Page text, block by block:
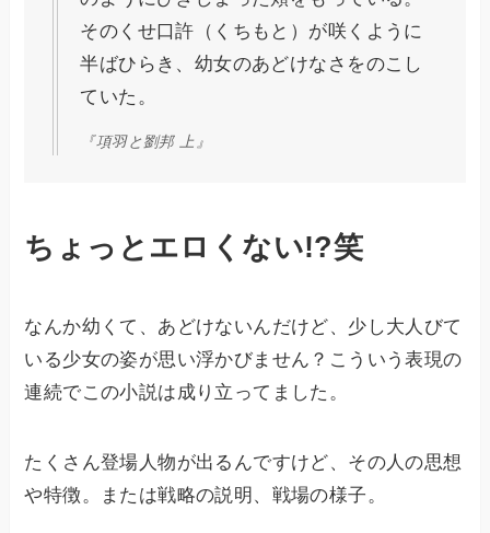
そのくせ口許（くちもと）が咲くように
半ばひらき、幼女のあどけなさをのこし
ていた。
『項羽と劉邦 上』
ちょっとエロくない!?笑
なんか幼くて、あどけないんだけど、少し大人びて
いる少女の姿が思い浮かびません？こういう表現の
連続でこの小説は成り立ってました。
たくさん登場人物が出るんですけど、その人の思想
や特徴。または戦略の説明、戦場の様子。